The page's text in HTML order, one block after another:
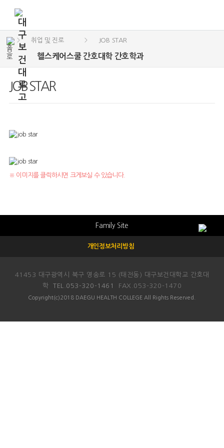
헬스케어스쿨 간호대학 간호학과
> 취업 및 진로 > JOB STAR
JOB STAR
※ 이미지를 클릭하시면 크게보실 수 있습니다.
Family Site
대구보건대학교병원
대구보건대학교
인당도서관
개인정보처리방침
41453 대구광역시 북구 영송로 15 (태전동) 대구보건대학교 간호대
학TEL.053-320-1461 FAX.053-320-1470
Copyright(c)2018 DAEGU HEALTH COLLEGE All Rights Reserved.